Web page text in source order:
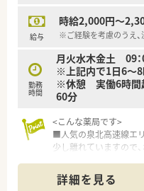
給与
時給2,000円～
※ご経験を考慮のうえ、
勤務
時間
月火水木金土 09：
※上記内で1日6～8
※休憩 実働6時間
60分
<こんな薬局です>
■人気の泉北高速線エ
少し離れていますので、
■常時5名体制の複数名
詳細を見る